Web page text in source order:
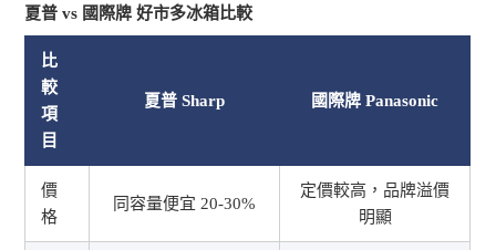
夏普 vs 國際牌 好市多冰箱比較
比
較
項
目
夏普 Sharp 國際牌 Panasonic
價
格
同容量便宜 20-30%
定價較高，品牌溢價
明顯